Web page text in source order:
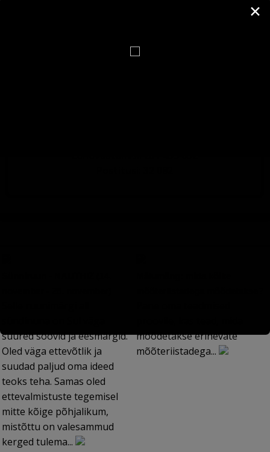
(398)
suured soovid ja eesmärgid.
Oled väga ettevõtlik ja
suudad paljud oma ideed
teoks teha. Samas oled
ettevalmistuste tegemisel
mitte kõige põhjalikum,
mistõttu on valesammud
kerged tulema...
mõõdetakse erinevate
mõõteriistadega...
✕